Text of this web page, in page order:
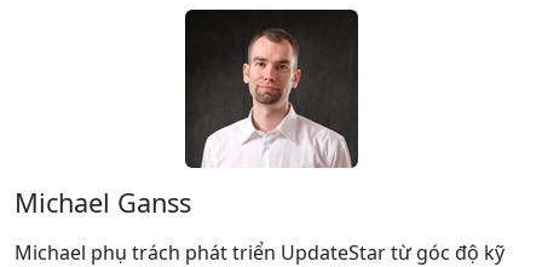
Michael Ganss
Michael phụ trách phát triển UpdateStar từ góc độ kỹ